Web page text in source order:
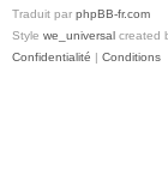
Traduit par phpBB-fr.com
Style we_universal created
Confidentialité | Conditions